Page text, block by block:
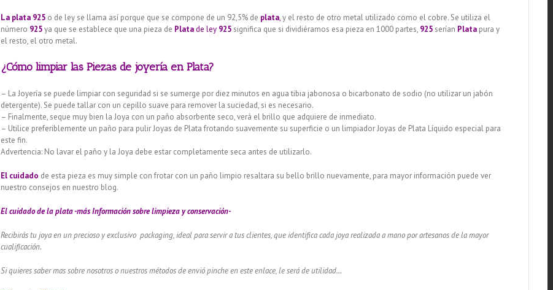
La plata 925 o de ley se llama así porque que se compone de un 92,5% de plata,y el resto de otro metal utilizado como el cobre. Se utiliza el
número 925ya que se establece que una pieza de Platade ley 925 significa que si dividiéramos esa pieza en 1000 partes, 925 serían Plata pura y
el resto, el otro metal.
¿Cómo limpiar las Piezas de joyería en Plata?
– La Joyería se puede limpiar con seguridad si se sumerge por diez minutos en agua tibia jabonosa o bicarbonato de sodio (no utilizar un jabón
detergente). Se puede tallar con un cepillo suave para remover la suciedad, si es necesario.
– Finalmente, seque muy bien la Joya con un paño absorbente seco, verá el brillo que adquiere de inmediato.
– Utilice preferiblemente un paño para pulir Joyas de Plata frotando suavemente su superficie o un limpiador Joyas de Plata Líquido especial para
este fin.
Advertencia: No lavar el paño y la Joya debe estar completamente seca antes de utilizarlo.
El cuidado de esta pieza es muy simple con frotar con un paño limpio resaltara su bello brillo nuevamente, para mayor información puede ver
nuestro consejos en nuestro blog.
El cuidado dela plata -más Información sobre limpieza y conservación-
Recibirás tu joya en un precioso y exclusivo packaging, ideal para servir a tus clientes, que identifica cada joya realizada a mano por artesanos de la mayor
cualificación.
Si quieres saber mas sobre nosotros o nuestros métodos de envió pinche en este enlace, le será de utilidad…